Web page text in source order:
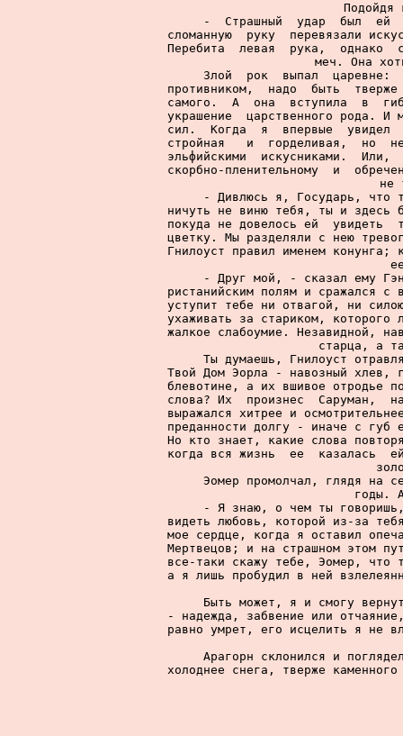
Подойдя
-  Страшный  удар  был  ей
сломанную  руку  перевязали
Перебита  левая  рука,  однако
меч. Она
Злой  рок  выпал  царевне:
противником,  надо  быть  тверже
самого.  А  она  вступила  в
украшение  царственного рода. И
сил.  Когда  я  впервые
стройная   и  горделивая,  но
эльфийскими  искусниками.  Или,
скорбно-пленительному  и
не
- Дивлюсь я, Государь, что
ничуть не виню тебя, ты и
покуда не довелось ей  увидеть
цветку. Мы разделяли с нею
Гнилоуст правил именем
- Друг мой, - сказал ему
ристанийским полям и сражался
уступит тебе ни отвагой, ни
ухаживать за стариком,
жалкое слабоумие. Незавидной,
старца, а
Ты думаешь, Гнилоуст
Твой Дом Эорла - навозный хлев,
блевотине, а их вшивое отродье
слова? Их  произнес  Саруман,
выражался хитрее и
преданности долгу - иначе с губ
Но кто знает, какие слова
когда вся жизнь  ее  казалась
Эомер промолчал, глядя на
годы.
- Я знаю, о чем ты
видеть любовь, которой из-за
мое сердце, когда я оставил
Мертвецов; и на страшном этом
все-таки скажу тебе, Эомер, что
а я лишь пробудил в ней
Быть может, я и смогу
- надежда, забвение или
равно умрет, его исцелить я не
Арагорн склонился и
холоднее снега, тверже